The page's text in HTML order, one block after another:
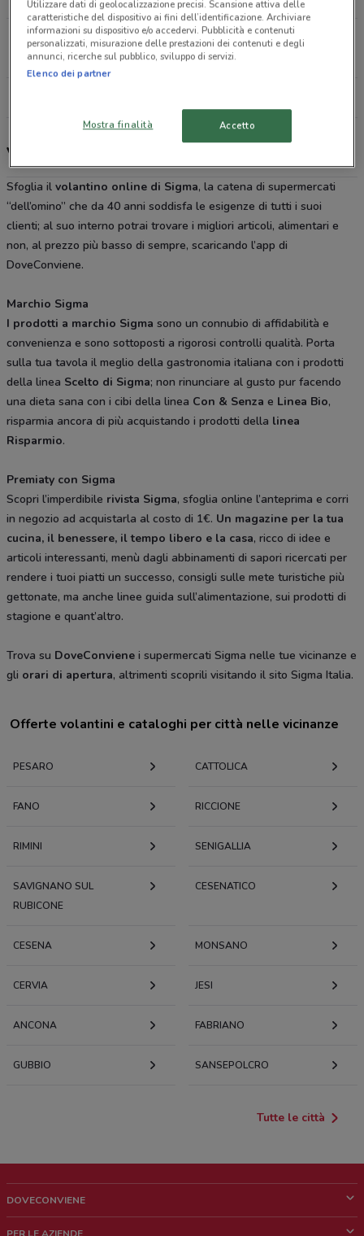
Via Indipendenza, 445 Gaeta
23.4 km
Volantino, offerte e Premiaty Sigma
Sfoglia il volantino online di Sigma, la catena di supermercati
“dell’omino” che da 40 anni soddisfa le esigenze di tutti i suoi
clienti; al suo interno potrai trovare i migliori articoli, alimentari e
non, al prezzo più basso di sempre, scaricando l’app di
DoveConviene.
Marchio Sigma
I prodotti a marchio Sigma sono un connubio di affidabilità e
convenienza e sono sottoposti a rigorosi controlli qualità. Porta
sulla tua tavola il meglio della gastronomia italiana con i prodotti
della linea Scelto di Sigma; non rinunciare al gusto pur facendo
una dieta sana con i cibi della linea Con & Senza e Linea Bio,
risparmia ancora di più acquistando i prodotti della linea
Risparmio.
Premiaty con Sigma
Scopri l’imperdibile rivista Sigma, sfoglia online l’anteprima e corri
in negozio ad acquistarla al costo di 1€. Un magazine per la tua
cucina, il benessere, il tempo libero e la casa, ricco di idee e
articoli interessanti, menù dagli abbinamenti di sapori ricercati per
rendere i tuoi piatti un successo, consigli sulle mete turistiche più
gettonate, ma anche linee guida sull’alimentazione, sui prodotti di
stagione e quant’altro.
Trova su DoveConviene i supermercati Sigma nelle tue vicinanze e
gli orari di apertura, altrimenti scoprili visitando il sito Sigma Italia.
Offerte volantini e cataloghi per città nelle vicinanze
PESARO CATTOLICA
FANO RICCIONE
RIMINI SENIGALLIA
SAVIGNANO SUL
RUBICONE
CESENATICO
CESENA MONSANO
CERVIA JESI
ANCONA FABRIANO
GUBBIO SANSEPOLCRO
Tutte le città
DOVECONVIENE
Utilizzare dati di geolocalizzazione precisi. Scansione attiva delle
caratteristiche del dispositivo ai fini dell’identificazione. Archiviare
informazioni su dispositivo e/o accedervi. Pubblicità e contenuti
personalizzati, misurazione delle prestazioni dei contenuti e degli
annunci, ricerche sul pubblico, sviluppo di servizi.
Elenco dei partner
Mostra finalità Accetto